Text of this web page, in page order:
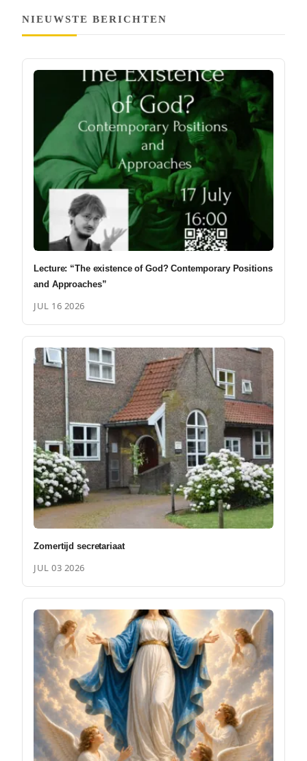
NIEUWSTE BERICHTEN
Lecture: “The existence of God? Contemporary Positions
and Approaches”
JUL 16 2026
Zomertijd secretariaat
JUL 03 2026